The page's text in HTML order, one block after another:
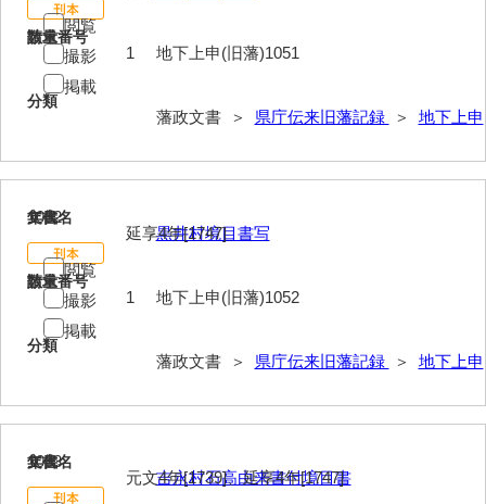
請求番号
地下上申(旧藩)1051
分類
藩政文書 ＞ 県庁伝来旧藩記録 ＞ 地下上申
数量
1
閲覧
撮影
掲載
1052
文書名
黒井村境目書写
請求番号
地下上申(旧藩)1052
分類
藩政文書 ＞ 県庁伝来旧藩記録 ＞ 地下上申
年代
延享4年[1747]
数量
1
閲覧
撮影
掲載
1053
文書名
吉永村石高由来書付境目書
年代
元文4年[1739]、延享4年[1747]